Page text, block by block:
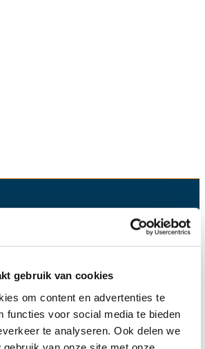
gebruik van cookies
om content en advertenties te
functies voor social media te bieden
te analyseren. Ook delen we